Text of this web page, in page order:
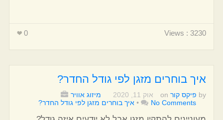
0 Views : 3230
איך בוחרים מזגן לפי גודל החדר?
by פיקס קור on אוק 11, 2020
מיזוג אוויר
No Comments
• איך בוחרים מזגן לפי גודל החדר?